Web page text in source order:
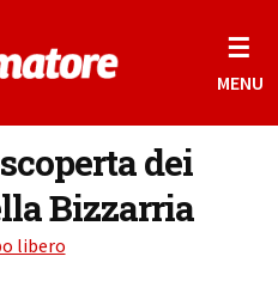
☰
MENU
dei
Bizzarria
libero